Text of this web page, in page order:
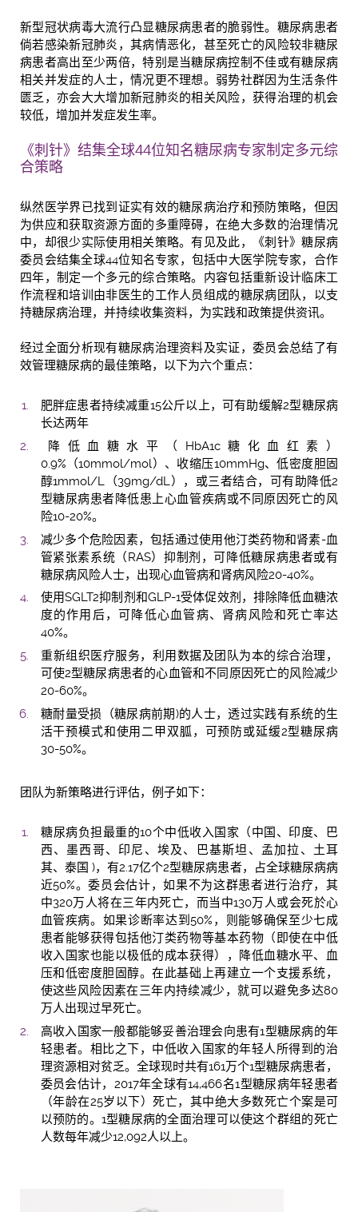
新型冠状病毒大流行凸显糖尿病患者的脆弱性。糖尿病患者
倘若感染新冠肺炎，其病情恶化，甚至死亡的风险较非糖尿
病患者高出至少两倍，特别是当糖尿病控制不佳或有糖尿病
相关并发症的人士，情况更不理想。弱势社群因为生活条件
匮乏，亦会大大增加新冠肺炎的相关风险，获得治理的机会
较低，增加并发症发生率。
《刺针》结集全球44位知名糖尿病专家制定多元综
合策略
纵然医学界已找到证实有效的糖尿病治疗和预防策略，但因
为供应和获取资源方面的多重障碍，在绝大多数的治理情况
中，却很少实际使用相关策略。有见及此，《刺针》糖尿病
委员会结集全球44位知名专家，包括中大医学院专家，合作
四年，制定一个多元的综合策略。内容包括重新设计临床工
作流程和培训由非医生的工作人员组成的糖尿病团队，以支
持糖尿病治理，并持续收集资料，为实践和政策提供资讯。
经过全面分析现有糖尿病治理资料及实证，委员会总结了有
效管理糖尿病的最佳策略，以下为六个重点：
肥胖症患者持续减重15公斤以上，可有助缓解2型糖尿病
长达两年
降低血糖水平（HbA1c糖化血红素）
0.9%（10mmol/mol）、收缩压10mmHg、低密度胆固
醇1mmol/L（39mg/dL），或三者结合，可有助降低2
型糖尿病患者降低患上心血管疾病或不同原因死亡的风
险10-20%。
减少多个危险因素，包括通过使用他汀类药物和肾素-血
管紧张素系统（RAS）抑制剂，可降低糖尿病患者或有
糖尿病风险人士，出现心血管病和肾病风险20-40%。
使用SGLT2抑制剂和GLP-1受体促效剂，排除降低血糖浓
度的作用后，可降低心血管病、肾病风险和死亡率达
40%。
重新组织医疗服务，利用数据及团队为本的综合治理，
可使2型糖尿病患者的心血管和不同原因死亡的风险减少
20-60%。
糖耐量受损（糖尿病前期)的人士，透过实践有系统的生
活干预模式和使用二甲双胍，可预防或延缓2型糖尿病
30-50%。
团队为新策略进行评估，例子如下：
糖尿病负担最重的10个中低收入国家（中国、印度、巴
西、墨西哥、印尼、埃及、巴基斯坦、孟加拉、土耳
其、泰国 )，有2.17亿个2型糖尿病患者，占全球糖尿病病
近50%。委员会估计，如果不为这群患者进行治疗，其
中320万人将在三年内死亡，而当中130万人或会死於心
血管疾病。如果诊断率达到50%，则能够确保至少七成
患者能够获得包括他汀类药物等基本药物（即使在中低
收入国家也能以极低的成本获得），降低血糖水平、血
压和低密度胆固醇。在此基础上再建立一个支援系统，
使这些风险因素在三年内持续减少，就可以避免多达80
万人出现过早死亡。
高收入国家一般都能够妥善治理会向患有1型糖尿病的年
轻患者。相比之下，中低收入国家的年轻人所得到的治
理资源相对贫乏。全球现时共有161万个1型糖尿病患者，
委员会估计，2017年全球有14,466名1型糖尿病年轻患者
（年龄在25岁以下）死亡，其中绝大多数死亡个案是可
以预防的。1型糖尿病的全面治理可以使这个群组的死亡
人数每年减少12,092人以上。